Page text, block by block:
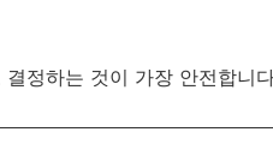
결정하는 것이 가장 안전합니